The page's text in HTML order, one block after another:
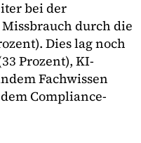
bei der
durch die
Dies lag noch
Prozent), KI-
Fachwissen
Compliance-